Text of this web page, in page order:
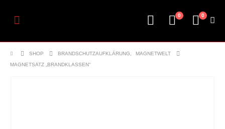
0 0
SHOP BRANDSCHUTZAUFKLÄRUNG
MAGNETWELT
MAGNETSATZ „BRANDKLASSEN“